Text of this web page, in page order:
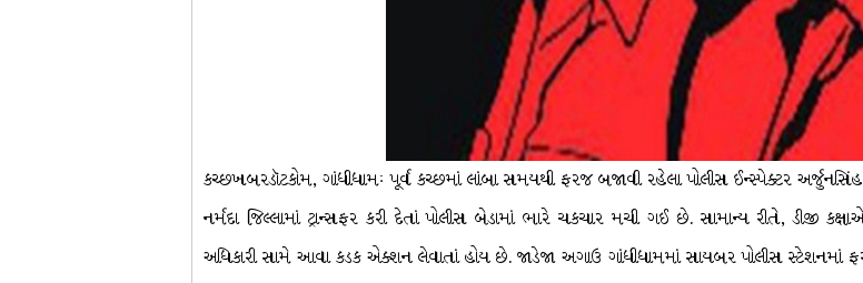
કચ્છખબરડૉટકોમ, ગાંધીધામઃ પૂર્વ કચ્છમાં લાંબા સમયથી ફરજ બજાવી રહેલા પોલીસ ઈન્સ્પેક્ટર
નર્મદા જિલ્લામાં ટ્રાન્સફર કરી દેતાં પોલીસ બેડામાં ભારે ચકચાર મચી ગઈ છે. સામાન્ય રીતે, ડીજી
અધિકારી સામે આવા કડક એક્શન લેવાતાં હોય છે. જાડેજા અગાઉ ગાંધીધામમાં સાયબર પોલીસ સ્ટેશનમાં